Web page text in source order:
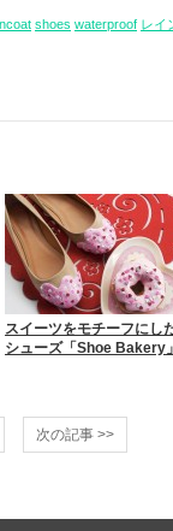
shoes waterproof レイ
スイーツをモチーフにし
シューズ「Shoe Bakery
次の記事 >>